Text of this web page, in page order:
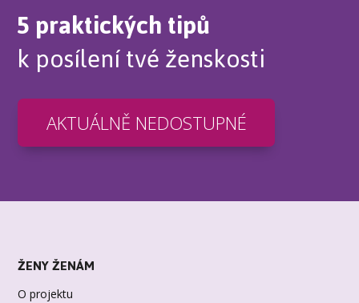
5 praktických tipů
k posílení tvé ženskosti
AKTUÁLNĚ NEDOSTUPNÉ
ŽENY ŽENÁM
O projektu